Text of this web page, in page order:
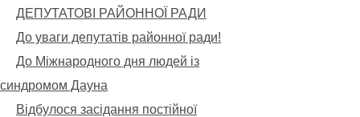
ДЕПУТАТОВІ РАЙОННОЇ РАДИ
До уваги депутатів районної ради!
До Міжнародного дня людей із
синдромом Дауна
Відбулося засідання постійної